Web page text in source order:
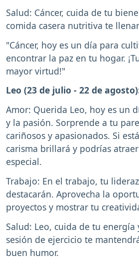
Salud: Cáncer, cuida de tu
comida casera nutritiva te
"Cáncer, hoy es un día para
encontrar la paz en tu hogar.
mayor virtud!"
Leo (23 de julio - 22 de
Amor: Querida Leo, hoy es un
y la pasión. Sorprende a tu
cariñosos y apasionados. Si
carisma brillará y podrías
especial.
Trabajo: En el trabajo, tu
destacarán. Aprovecha la
proyectos y mostrar tu
Salud: Leo, cuida de tu
sesión de ejercicio te
buen humor.